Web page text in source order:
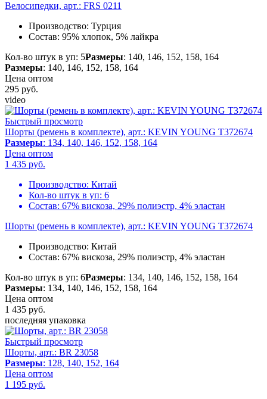
Велосипедки, арт.: FRS 0211
Производство: Турция
Состав: 95% хлопок, 5% лайкра
Кол-во штук в уп: 5Размеры: 140, 146, 152, 158, 164
Размеры: 140, 146, 152, 158, 164
Цена оптом
295 руб.
video
Быстрый просмотр
Шорты (ремень в комплекте), арт.: KEVIN YOUNG T372674
Размеры: 134, 140, 146, 152, 158, 164
Цена оптом
1 435 руб.
Производство: Китай
Кол-во штук в уп: 6
Состав: 67% вискоза, 29% полиэстр, 4% эластан
Шорты (ремень в комплекте), арт.: KEVIN YOUNG T372674
Производство: Китай
Состав: 67% вискоза, 29% полиэстр, 4% эластан
Кол-во штук в уп: 6Размеры: 134, 140, 146, 152, 158, 164
Размеры: 134, 140, 146, 152, 158, 164
Цена оптом
1 435 руб.
последняя упаковка
Быстрый просмотр
Шорты, арт.: BR 23058
Размеры: 128, 140, 152, 164
Цена оптом
1 195 руб.